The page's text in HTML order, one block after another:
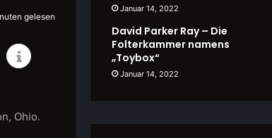
gelesen
Ohio.
Januar 14, 2022
David Parker Ray – Die
Folterkammer namens
„Toybox“
Januar 14, 2022